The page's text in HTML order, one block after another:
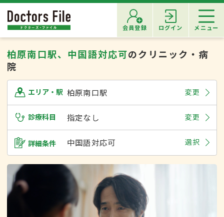
会員登録 ログイン メニュー
柏原南口駅、中国語対応可のクリニック・病
院
エリア・駅 柏原南口駅 変更
診療科目 指定なし 変更
詳細条件 中国語対応可 選択